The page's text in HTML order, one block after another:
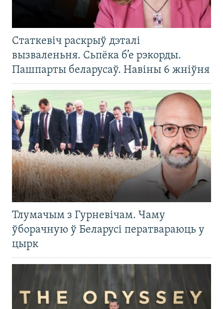
Статкевіч раскрыў дэталі
вызваленьня. Сьпёка б’е рэкорды.
Пашпарты беларусаў. Навіны 6 жніўня
Тлумачым з Гурневічам. Чаму
ўборачную ў Беларусі ператвараюць у
цырк